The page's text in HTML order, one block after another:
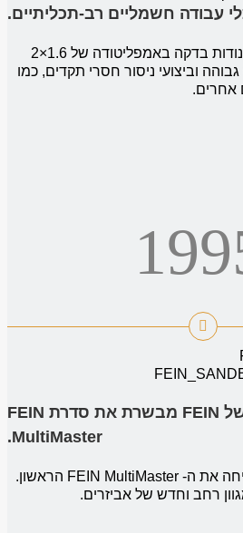
התנודה של עד 20,000 תנודות בדקה באמפליטודה של ‎2×1.6
וביצועי ניסור חסרי תקדים, כמו
אחרים.
המלטשת של FEIN מבשרת את סדרת FEIN
MultiMaster.
המלטשת של FEIN מצמיחה את ה- FEIN MultiMaster הראשון.
רחב וחדש של אביזרים.